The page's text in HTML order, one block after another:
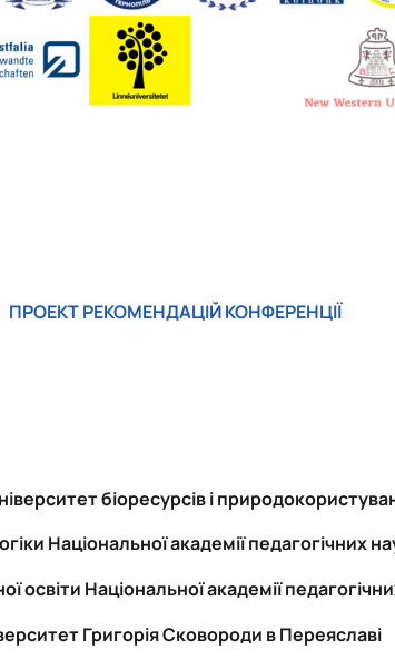
ПРОЕКТ РЕКОМЕНДАЦІЙ КОНФЕРЕНЦІЇ
біоресурсів і
Національної академії педагогічних
освіти Національної академії
Григорія Сковороди в Переяславі